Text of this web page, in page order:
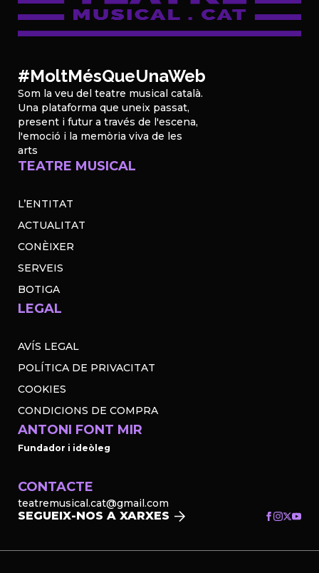
#MoltMésQueUnaWeb
Som la veu del teatre musical català.
Una plataforma que uneix passat,
present i futur a través de l'escena,
l'emoció i la memòria viva de les
arts
TEATRE MUSICAL
L’ENTITAT
ACTUALITAT
CONÈIXER
SERVEIS
BOTIGA
LEGAL
AVÍS LEGAL
POLÍTICA DE PRIVACITAT
COOKIES
CONDICIONS DE COMPRA
ANTONI FONT MIR
Fundador i ideòleg
CONTACTE
teatremusical.cat@gmail.com
SEGUEIX-NOS A XARXES